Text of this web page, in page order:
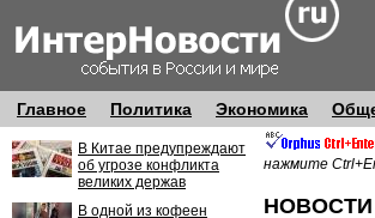
Главное Политика Экономика
В Китае предупреждают
об угрозе конфликта
великих держав
В одной из кофеен
нажмите
НОВОСТИ